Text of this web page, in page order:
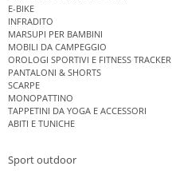
E-BIKE
INFRADITO
MARSUPI PER BAMBINI
MOBILI DA CAMPEGGIO
OROLOGI SPORTIVI E FITNESS TRACKER
PANTALONI & SHORTS
SCARPE
MONOPATTINO
TAPPETINI DA YOGA E ACCESSORI
ABITI E TUNICHE
Sport outdoor